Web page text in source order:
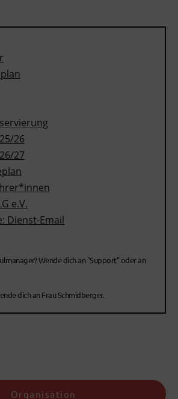
26
27
e.V.
Dienst-Email
Wende dich an "Support" oder an
dich an Frau Schmidberger.
Organisation